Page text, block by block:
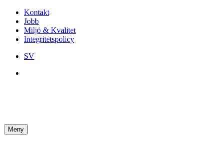
Kontakt
Jobb
Miljö & Kvalitet
Integritetspolicy
SV
Meny